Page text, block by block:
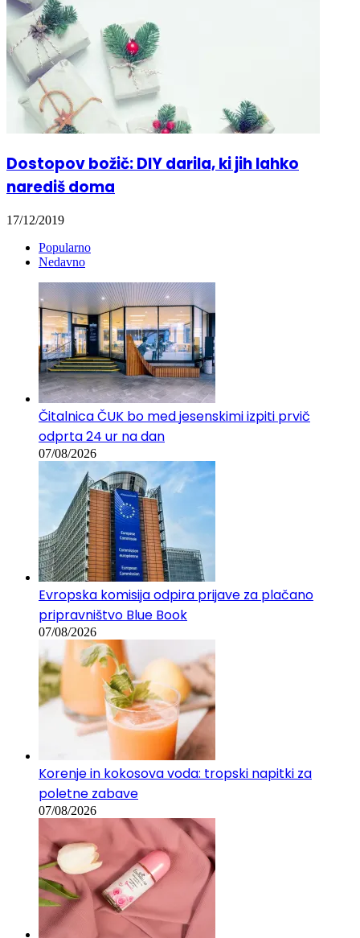
Dostopov božič: DIY darila, ki jih lahko
narediš doma
17/12/2019
Popularno
Nedavno
Čitalnica ČUK bo med jesenskimi izpiti prvič
odprta 24 ur na dan
07/08/2026
Evropska komisija odpira prijave za plačano
pripravništvo Blue Book
07/08/2026
Korenje in kokosova voda: tropski napitki za
poletne zabave
07/08/2026